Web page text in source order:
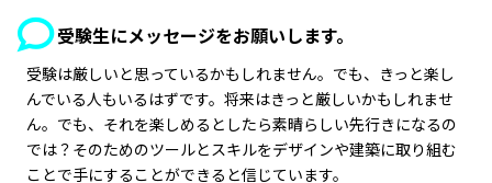
受験生にメッセージをお願いします。
受験は厳しいと思っているかもしれません。でも、きっと楽し
んでいる人もいるはずです。将来はきっと厳しいかもしれませ
ん。でも、それを楽しめるとしたら素晴らしい先行きになるの
では？そのためのツールとスキルをデザインや建築に取り組む
ことで手にすることができると信じています。